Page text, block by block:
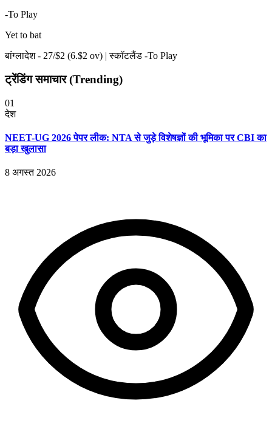
-To Play
Yet to bat
बांग्लादेश - 27/$2 (6.$2 ov) | स्कॉटलैंड -To Play
ट्रेंडिंग समाचार (Trending)
01
देश
NEET-UG 2026 पेपर लीक: NTA से जुड़े विशेषज्ञों की भूमिका पर CBI का
बड़ा खुलासा
8 अगस्त 2026